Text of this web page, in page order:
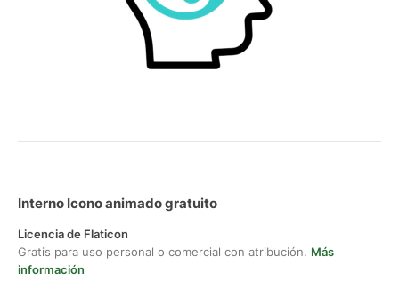
Interno Icono animado gratuito
Licencia de Flaticon
Gratis para uso personal o comercial con atribución. Más
información